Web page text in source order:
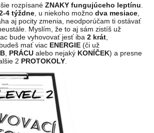
rozpísané ZNAKY fungujúceho leptínu
4 týždne , u niekoho možno dva mesiace
aj pocity zmenia, neodporúčam ti ostávať
Myslím, že to aj sám zistíš už
bude vyhovovať jesť iba 2 krát
budeš mať viac ENERGIE (či už
PRÁCU alebo nejaký KONÍČEK) a presne
2 PROTOKOLY